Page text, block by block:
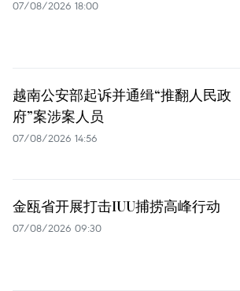
07/08/2026 18:00
越南公安部起诉并通缉“推翻人民政
府”案涉案人员
07/08/2026 14:56
金瓯省开展打击IUU捕捞高峰行动
07/08/2026 09:30